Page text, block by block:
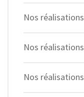
Nos
Nos
Nos